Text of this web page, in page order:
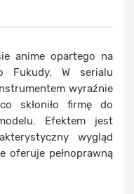
anime opartego na
Fukudy. W serialu
wyraźnie
skłoniło firmę do
Efektem jest
wygląd
oferuje pełnoprawną